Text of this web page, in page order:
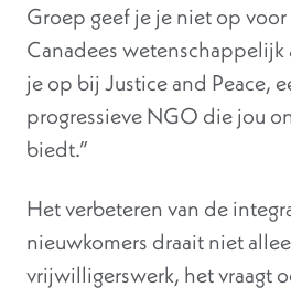
Groep geef je je niet op
Canadees
je op bij Justice and Peace,
progressieve NGO die jou
biedt.”
Het verbeteren van de
nieuwkomers draait niet
vrijwilligerswerk, het vraagt